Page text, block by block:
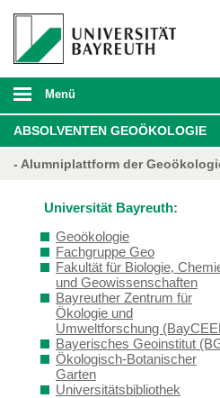
Menü
ABSOLVENTEN GEOÖKOLOGIE
- Alumniplattform der
Universität Bayreuth:
Geoökologie
Fachgruppe Geo
Fakultät für Biologie,
und Geowissenschaften
Bayreuther Zentrum für
Ökologie und
Umweltforschung
Bayerisches Geoinstitut
Ökologisch-Botanischer
Garten
Universitätsbibliothek